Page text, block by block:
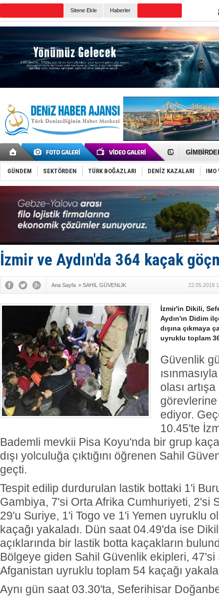
Sitene Ekle Haberler
FESCO,
35 milyon
İnsansız
Yüzyıl
Anadolu
Derince,
Tüpraş,
İTU AUV,
LNG
PROYAD,
Türkiye-
Deniz
GÜNDEM SEKTÖRDEN TÜRK BOĞAZLARI DENİZ KAZALARI IMO
İzmir ve Aydın'da 364 kaçak
Ana Sayfa » SAHİL GÜVENLİK 22.05.2018
İzmir'in Dikili,
Aydın'ın Didim
dışına çıkmaya
uyruklu toplam
Güvenlik
olası
görevlerine
ediyor.
10.45'te
Bademli mevkii Pisa Koyu'nda bir grup
dışı yolculuğa çıktığını öğrenen Sahil
geçti.
Tespit edilip durdurulan lastik bottaki 1'i
Gambiya, 7'si Orta Afrika Cumhuriyeti, 2'si
29'u Suriye, 1'i Togo ve 1'i Yemen uyruklu
kaçağı yakaladı. Dün saat 04.49'da ise
açıklarında bir lastik botta kaçakların
Bölgeye giden Sahil Güvenlik ekipleri, 47'si
Afganistan uyruklu toplam 54 kaçağı
Aynı gün saat 03.30'ta, Seferihisar